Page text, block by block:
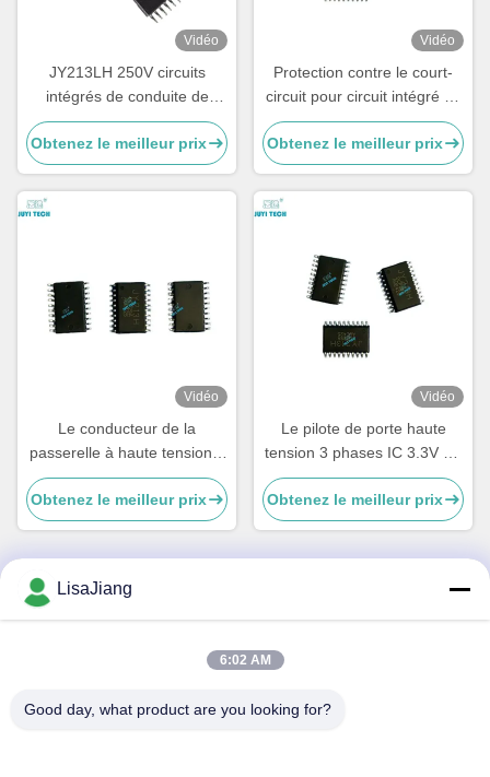
Vidéo
JY213LH 250V circuits
intégrés de conduite de
porte à trois phases, pilote
MOSFET/IGBT à demi-pont
±1A, puce pilote de moteur
BLDC haute tension,
Obtenez le meilleur prix
Vidéo
Protection contre le court-
circuit pour circuit intégré de
commande de moteur BLDC
avec mode de contrôle
SPWM et période de
démarrage progressif de 1
Obtenez le meilleur prix
Vidéo
Le conducteur de la
passerelle à haute tension à
haute vitesse
Obtenez le meilleur prix
Vidéo
Le pilote de porte haute
tension 3 phases IC 3.3V 5V
15V Logique d'entrée
compatible intégrée en
temps mort
Obtenez le meilleur prix
Contactez rapidement
No. 1, ruelle 1199, route yunping, secteur jiading, Changhaï,
LisaJiang
6:02 AM
Good day, what product are you looking for?